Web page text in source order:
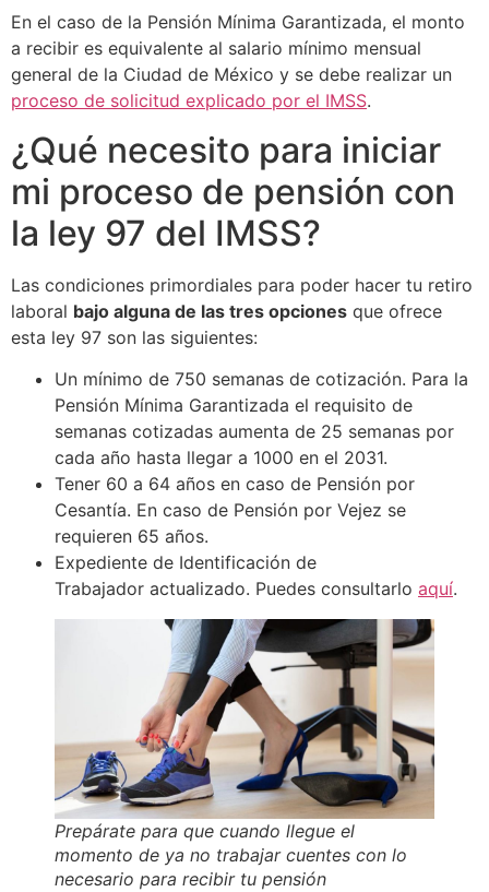
En el caso de la Pensión Mínima Garantizada, el monto
a recibir es equivalente al salario mínimo mensual
general de la Ciudad de México y se debe realizar un
proceso de solicitud explicado por el IMSS.
¿Qué necesito para iniciar
mi proceso de pensión con
la ley 97 del IMSS?
Las condiciones primordiales para poder hacer tu retiro
laboral bajo alguna de las tres opciones que ofrece
esta ley 97 son las siguientes:
Un mínimo de 750 semanas de cotización. Para la
Pensión Mínima Garantizada el requisito de
semanas cotizadas aumenta de 25 semanas por
cada año hasta llegar a 1000 en el 2031.
Tener 60 a 64 años en caso de Pensión por
Cesantía. En caso de Pensión por Vejez se
requieren 65 años.
Expediente de Identificación de
Trabajador actualizado. Puedes consultarlo aquí.
Prepárate para que cuando llegue el
momento de ya no trabajar cuentes con lo
necesario para recibir tu pensión